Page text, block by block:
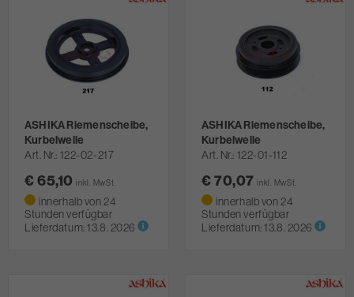
ASHIKA Riemenscheibe,
Kurbelwelle
Art. Nr. 122-02-217
€ 65,10inkl. MwSt.
innerhalb von 24
Stunden verfügbar
Lieferdatum:13.8. 2026
ASHIKA Riemenscheibe,
Kurbelwelle
Art. Nr. 122-01-112
€ 70,07inkl. MwSt.
innerhalb von 24
Stunden verfügbar
Lieferdatum:13.8. 2026